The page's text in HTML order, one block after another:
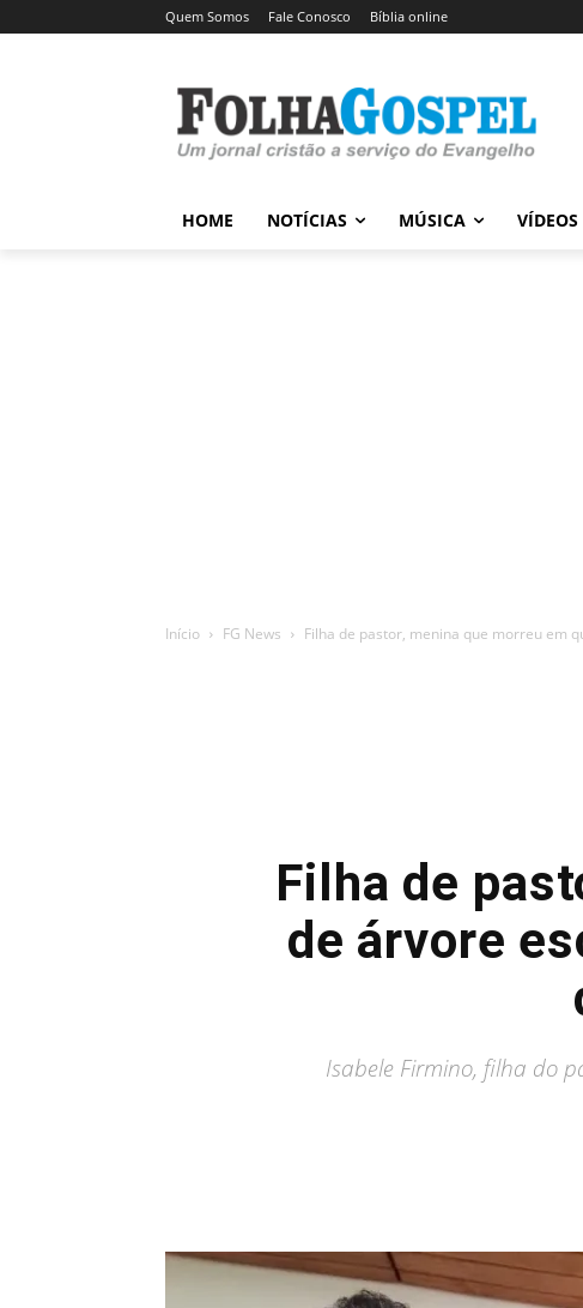
Quem Somos Fale Conosco Bíblia online
HOME NOTÍCIAS MÚSICA VÍDEOS
Início FG News Filha de pastor, menina que morreu em
Filha de
de árvore
Isabele Firmino, filha do